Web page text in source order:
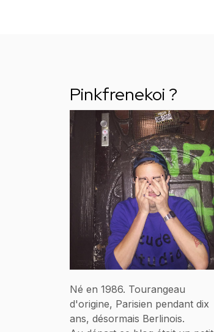
Pinkfrenekoi ?
Né en 1986. Tourangeau
d'origine, Parisien pendant dix
ans, désormais Berlinois.